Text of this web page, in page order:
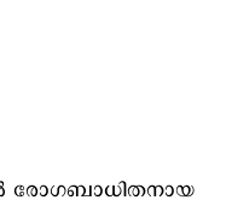
രോഗബാധിതനായ